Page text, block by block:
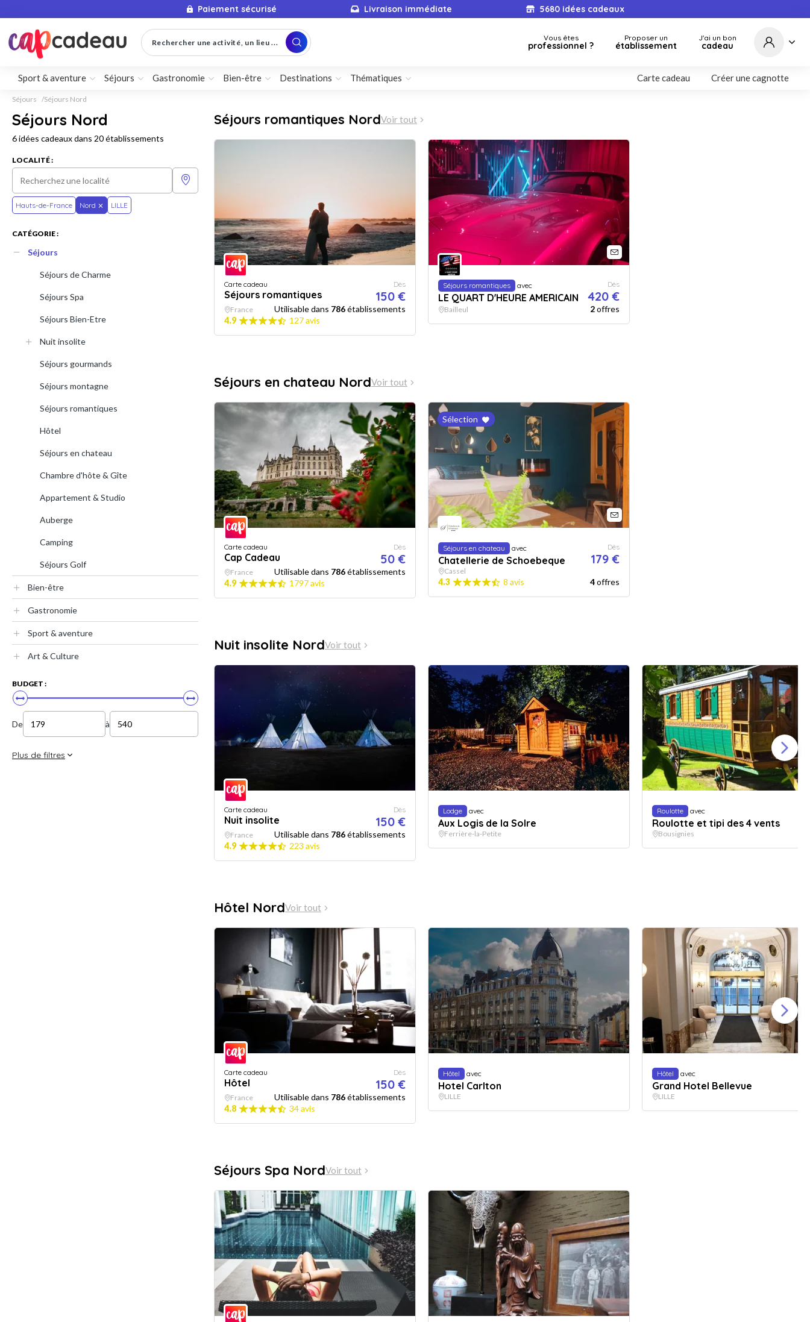
Paiement sécurisé Livraison immédiate 5680idées cadeaux
Rechercher une activité, un lieu ... Vous êtes
professionnel ?
Proposer un
établissement
J'ai un bon
cadeau
Sport & aventure Séjours Gastronomie Bien-être Destinations Thématiques Carte cadeau Créer une cagnotte
Séjours Séjours Nord
Séjours Nord
6 idées cadeaux dans 20 établissements
LOCALITÉ :
Hauts-de-France Nord LILLE
CATÉGORIE :
Séjours
Séjours de Charme
Séjours Spa
Séjours Bien-Etre
Nuit insolite
Séjours gourmands
Séjours montagne
Séjours romantiques
Hôtel
Séjours en chateau
Chambre d'hôte & Gîte
Appartement & Studio
Auberge
Camping
Séjours Golf
Bien-être
Gastronomie
Sport & aventure
Art & Culture
BUDGET :
De à
Plus de filtres
Séjours romantiques NordVoir tout
Carte cadeau
Séjours romantiques
Dès
150 €
France Utilisable dans 786établissements
4.9
127 avis
Séjours romantiques avec
LE QUART D'HEURE AMERICAIN
Dès
420 €
Bailleul 2offres
Séjours en chateau NordVoir tout
Carte cadeau
Cap Cadeau
Dès
50 €
France Utilisable dans 786établissements
4.9
1797 avis
Sélection
Séjours en chateau avec
Chatellerie de Schoebeque
Dès
179 €
Cassel
4.3 8 avis 4offres
Nuit insolite NordVoir tout
Carte cadeau
Nuit insolite
Dès
150 €
France Utilisable dans 786établissements
4.9
223 avis
Lodge avec
Aux Logis de la Solre
Ferrière-la-Petite
Roulotte avec
Roulotte et tipi des 4 vents
Bousignies
Hôtel NordVoir tout
Carte cadeau
Hôtel
Dès
150 €
France Utilisable dans 786établissements
4.8
34 avis
Hôtel avec
Hotel Carlton
LILLE
Hôtel avec
Grand Hotel Bellevue
LILLE
Séjours Spa NordVoir tout